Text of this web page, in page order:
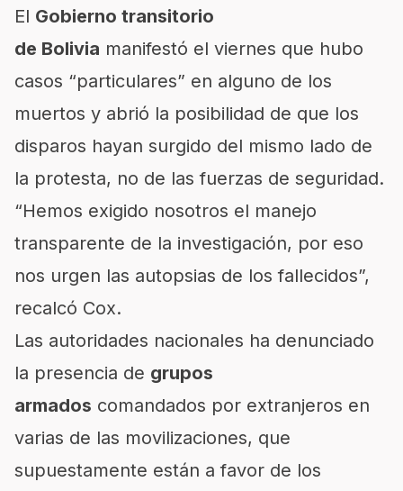
El Gobierno transitorio
de Bolivia manifestó el viernes que hubo
casos “particulares” en alguno de los
muertos y abrió la posibilidad de que los
disparos hayan surgido del mismo lado de
la protesta, no de las fuerzas de seguridad.
“Hemos exigido nosotros el manejo
transparente de la investigación, por eso
nos urgen las autopsias de los fallecidos”,
recalcó Cox.
Las autoridades nacionales ha denunciado
la presencia de grupos
armados comandados por extranjeros en
varias de las movilizaciones, que
supuestamente están a favor de los